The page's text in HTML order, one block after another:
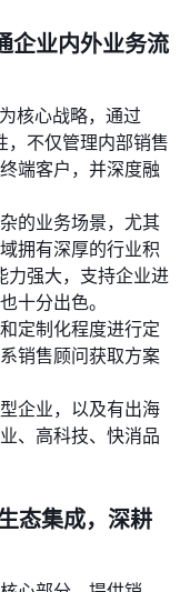
企业内外业务流
核心战略，通过
，不仅管理内部销售
端客户，并深度融
的业务场景，尤其
拥有深厚的行业积
力强大，支持企业进
十分出色。
定制化程度进行定
销售顾问获取方案
企业，以及有出海
、高科技、快消品
态集成，深耕